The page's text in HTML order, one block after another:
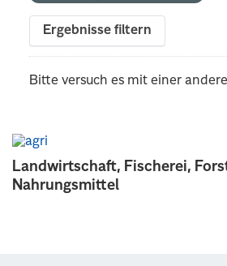
Landwirtschaft, Fischerei,
Nahrungsmittel
Ergebnisse filtern
Bitte versuch es mit einer